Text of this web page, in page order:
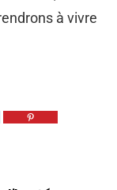
à vivre